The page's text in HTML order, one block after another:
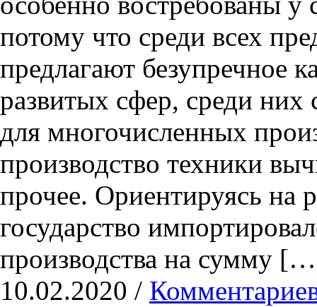
потому что среди всех
предлагают безупречное
развитых сфер, среди них
для многочисленных
производство техники
прочее. Ориентируясь на
государство
производства на сумму
10.02.2020 /